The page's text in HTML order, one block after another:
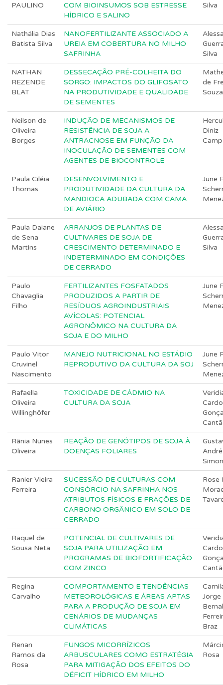
PAULINO
COM BIOINSUMOS SOB ESTRESSE
HÍDRICO E SALINO
Silva
Nathália Dias
Batista Silva
NANOFERTILIZANTE ASSOCIADO A
UREIA EM COBERTURA NO MILHO
SAFRINHA
Silva
NATHAN
REZENDE
BLAT
DESSECAÇÃO PRÉ-COLHEITA DO
SORGO: IMPACTOS DO GLIFOSATO
NA PRODUTIVIDADE E QUALIDADE
DE SEMENTES
de
Souza
Neilson de
Oliveira
Borges
INDUÇÃO DE MECANISMOS DE
RESISTÊNCIA DE SOJA A
ANTRACNOSE EM FUNÇÃO DA
INOCULAÇÃO DE SEMENTES COM
AGENTES DE BIOCONTROLE
Diniz
Paula Ciléia
Thomas
DESENVOLVIMENTO E
PRODUTIVIDADE DA CULTURA DA
MANDIOCA ADUBADA COM CAMA
DE AVIÁRIO
June
Paula Daiane
de Sena
Martins
ARRANJOS DE PLANTAS DE
CULTIVARES DE SOJA DE
CRESCIMENTO DETERMINADO E
INDETERMINADO EM CONDIÇÕES
DE CERRADO
Silva
Paulo
Chavaglia
Filho
FERTILIZANTES FOSFATADOS
PRODUZIDOS A PARTIR DE
RESÍDUOS AGROINDUSTRIAIS
AVÍCOLAS: POTENCIAL
AGRONÔMICO NA CULTURA DA
SOJA E DO MILHO
June
Paulo Vitor
Cruvinel
Nascimento
MANEJO NUTRICIONAL NO ESTÁDIO
REPRODUTIVO DA CULTURA DA SOJ
June
Rafaella
Oliveira
Willinghöfer
TOXICIDADE DE CÁDMIO NA
CULTURA DA SOJA
Rânia Nunes
Oliveira
REAÇÃO DE GENÓTIPOS DE SOJA À
DOENÇAS FOLIARES
André
Simon
Ranier Vieira
Ferreira
SUCESSÃO DE CULTURAS COM
CONSÓRCIO NA SAFRINHA NOS
ATRIBUTOS FÍSICOS E FRAÇÕES DE
CARBONO ORGÂNICO EM SOLO DE
CERRADO
Rose
Raquel de
Sousa Neta
POTENCIAL DE CULTIVARES DE
SOJA PARA UTILIZAÇÃO EM
PROGRAMAS DE BIOFORTIFICAÇÃO
COM ZINCO
Regina
Carvalho
COMPORTAMENTO E TENDÊNCIAS
METEOROLÓGICAS E ÁREAS APTAS
PARA A PRODUÇÃO DE SOJA EM
CENÁRIOS DE MUDANÇAS
CLIMÁTICAS
Jorge
Braz
Renan
Ramos da
Rosa
FUNGOS MICORRÍZICOS
ARBUSCULARES COMO ESTRATÉGIA
PARA MITIGAÇÃO DOS EFEITOS DO
DÉFICIT HÍDRICO EM MILHO
Rosa